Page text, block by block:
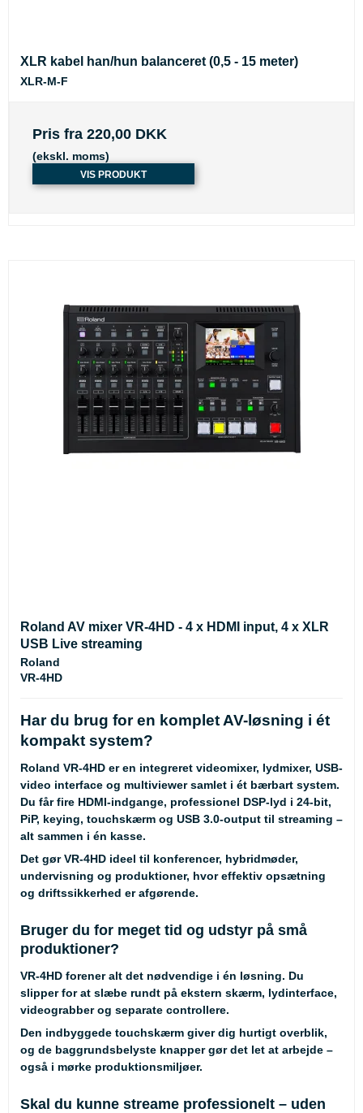
XLR kabel han/hun balanceret (0,5 - 15 meter)
XLR-M-F
Pris fra 220,00 DKK
(ekskl. moms)
VIS PRODUKT
Roland AV mixer VR-4HD - 4 x HDMI input, 4 x XLR
USB Live streaming
Roland
VR-4HD
Har du brug for en komplet AV-løsning i ét
kompakt system?
Roland VR-4HD er en integreret videomixer, lydmixer, USB-
video interface og multiviewer samlet i ét bærbart system.
Du får fire HDMI-indgange, professionel DSP-lyd i 24-bit,
PiP, keying, touchskærm og USB 3.0-output til streaming –
alt sammen i én kasse.
Det gør VR-4HD ideel til konferencer, hybridmøder,
undervisning og produktioner, hvor effektiv opsætning
og driftssikkerhed er afgørende.
Bruger du for meget tid og udstyr på små
produktioner?
VR-4HD forener alt det nødvendige i én løsning. Du
slipper for at slæbe rundt på ekstern skærm, lydinterface,
videograbber og separate controllere.
Den indbyggede touchskærm giver dig hurtigt overblik,
og de baggrundsbelyste knapper gør det let at arbejde –
også i mørke produktionsmiljøer.
Skal du kunne streame professionelt – uden